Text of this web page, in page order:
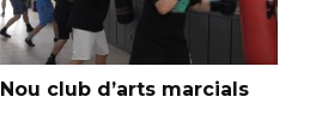
Nou club d’arts marcials